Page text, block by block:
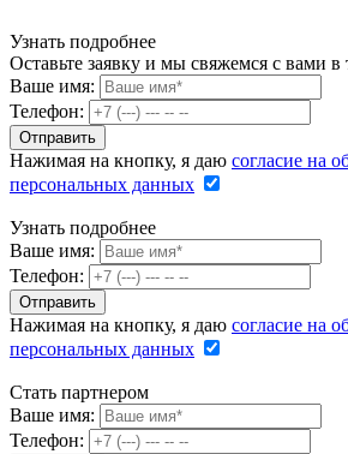
Узнать подробнее
Оставьте заявку и мы свяжемся с вами
Ваше имя:
Телефон:
Нажимая на кнопку, я даю согласие на
персональных данных
Узнать подробнее
Ваше имя:
Телефон:
Нажимая на кнопку, я даю согласие на
персональных данных
Стать партнером
Ваше имя:
Телефон: